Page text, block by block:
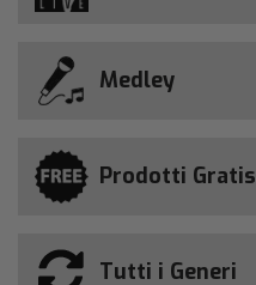
Medley
Prodotti Gratis
Tutti i Generi